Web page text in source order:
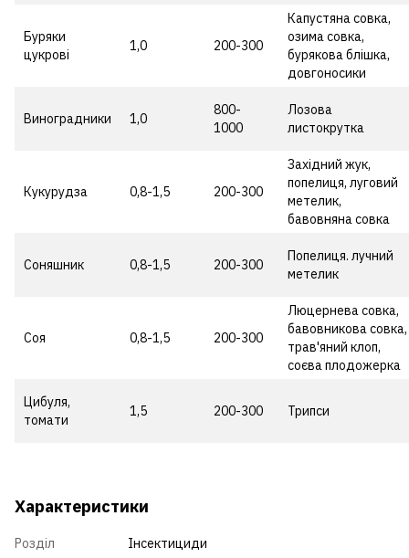
Буряки
цукрові
1,0 200-300
Капустяна совка,
озима совка,
бурякова блішка,
довгоносики
Виноградники 1,0
800-
1000
Лозова
листокрутка
Кукурудза 0,8-1,5 200-300
Західний жук,
попелиця, луговий
метелик,
бавовняна совка
Соняшник 0,8-1,5 200-300
Попелиця. лучний
метелик
Соя 0,8-1,5 200-300
Люцернева совка,
бавовникова совка,
трав'яний клоп,
соєва плодожерка
Цибуля,
томати
1,5 200-300 Трипси
Характеристики
Розділ
Інсектициди